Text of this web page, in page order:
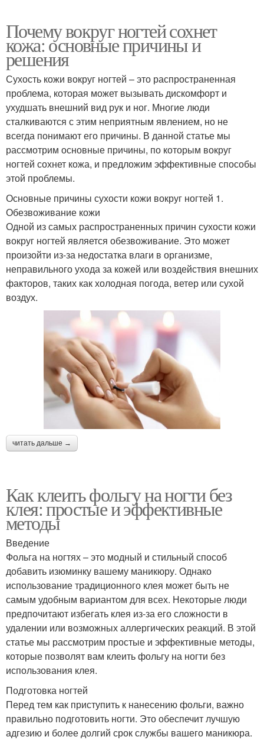
Почему вокруг ногтей сохнет
кожа: основные причины и
решения
Сухость кожи вокруг ногтей – это распространенная
проблема, которая может вызывать дискомфорт и
ухудшать внешний вид рук и ног. Многие люди
сталкиваются с этим неприятным явлением, но не
всегда понимают его причины. В данной статье мы
рассмотрим основные причины, по которым вокруг
ногтей сохнет кожа, и предложим эффективные способы
этой проблемы.
Основные причины сухости кожи вокруг ногтей 1.
Обезвоживание кожи
Одной из самых распространенных причин сухости кожи
вокруг ногтей является обезвоживание. Это может
произойти из-за недостатка влаги в организме,
неправильного ухода за кожей или воздействия внешних
факторов, таких как холодная погода, ветер или сухой
воздух.
читать дальше →
Как клеить фольгу на ногти без
клея: простые и эффективные
методы
Введение
Фольга на ногтях – это модный и стильный способ
добавить изюминку вашему маникюру. Однако
использование традиционного клея может быть не
самым удобным вариантом для всех. Некоторые люди
предпочитают избегать клея из-за его сложности в
удалении или возможных аллергических реакций. В этой
статье мы рассмотрим простые и эффективные методы,
которые позволят вам клеить фольгу на ногти без
использования клея.
Подготовка ногтей
Перед тем как приступить к нанесению фольги, важно
правильно подготовить ногти. Это обеспечит лучшую
адгезию и более долгий срок службы вашего маникюра.